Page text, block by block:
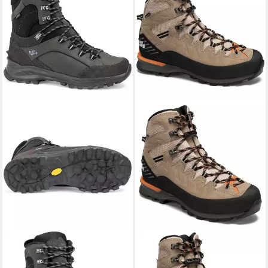
HANWAG
Banks Snow GTX
HANWAG
Makra Pro GTX Hikingschuh